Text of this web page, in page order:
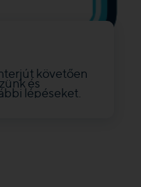
követően
és
lépéseket.